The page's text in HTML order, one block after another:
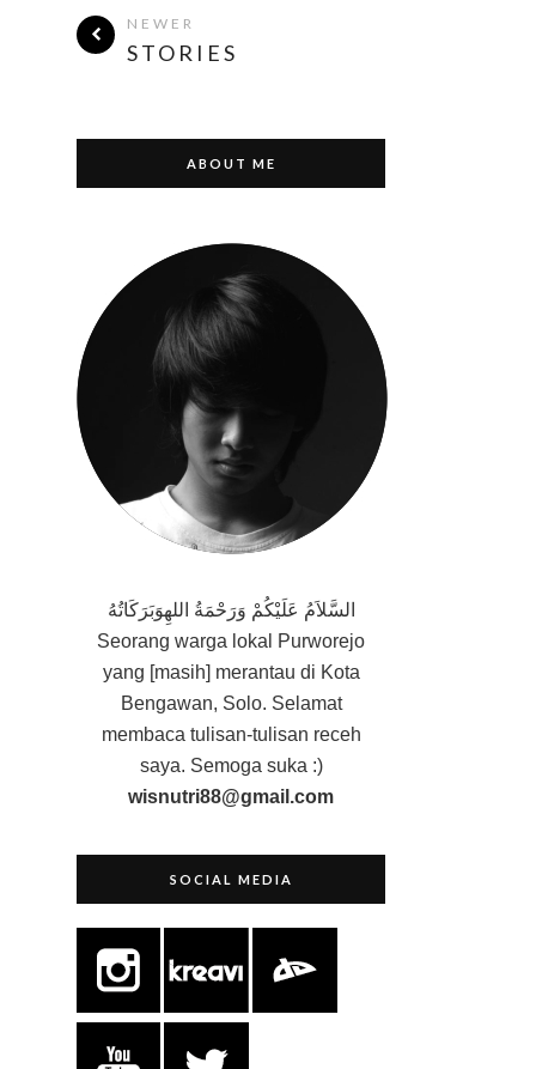
NEWER
STORIES
ABOUT ME
السَّلاَمُ عَلَيْكُمْ وَرَحْمَةُ اللهِوَبَرَكَاتُهُ
Seorang warga lokal Purworejo
yang [masih] merantau di Kota
Bengawan, Solo. Selamat
membaca tulisan-tulisan receh
saya. Semoga suka :)
wisnutri88@gmail.com
SOCIAL MEDIA